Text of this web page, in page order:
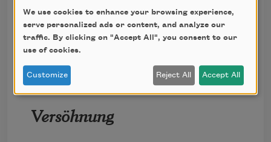
A great star will fall into my lap.
Versöhnung
We use cookies to enhance your browsing experience,
serve personalized ads or content, and analyze our
traffic. By clicking on "Accept All", you consent to our
use of cookies.
Customize Reject All Accept All